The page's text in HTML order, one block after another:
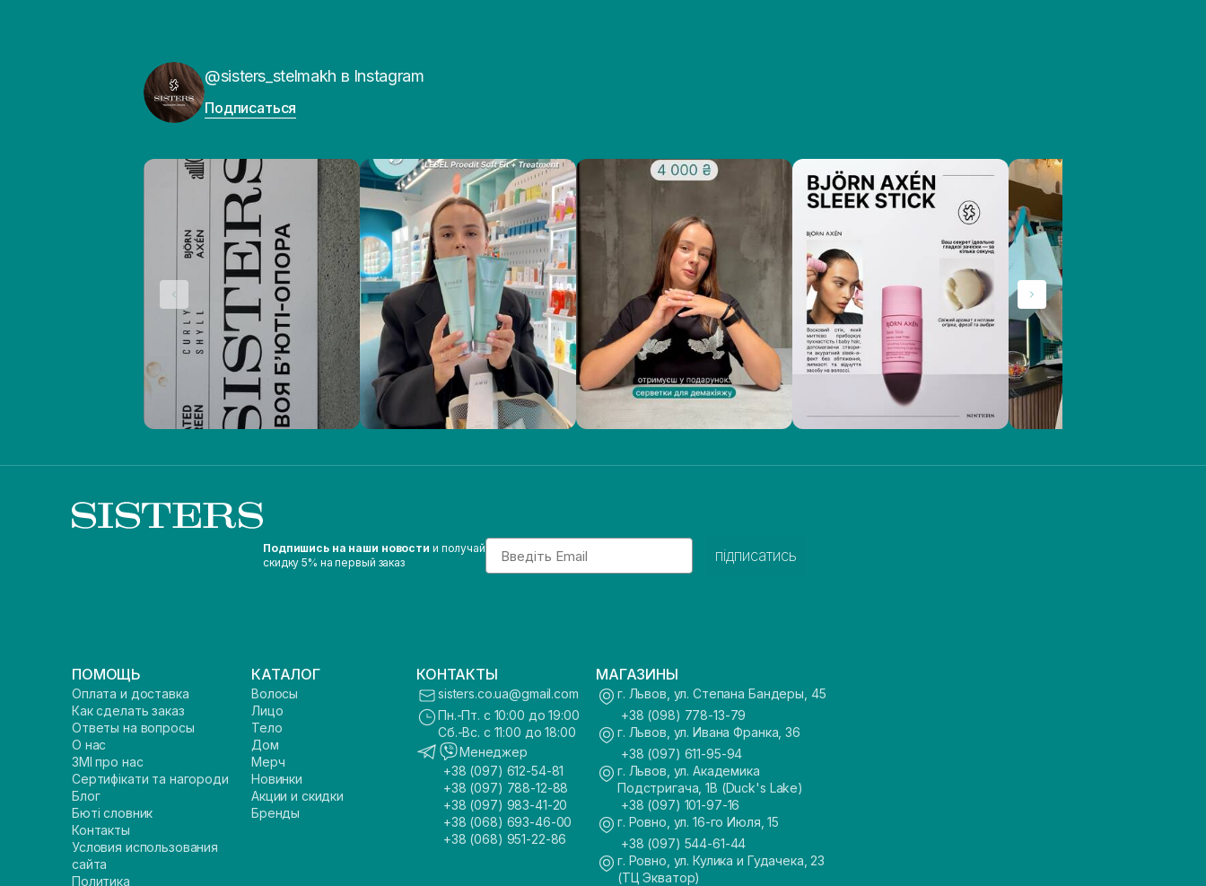
@sisters_stelmakh в Instagram
Подписаться
Подпишись на наши новости и получай
скидку 5% на первый заказ
Email
підписатись
ПОМОЩЬ
Оплата и доставка
Как сделать заказ
Ответы на вопросы
О нас
ЗМІ про нас
Сертифікати та нагороди
Блог
Бюті словник
Контакты
Условия использования
сайта
Политика
КАТАЛОГ
Волосы
Лицо
Тело
Дом
Мерч
Новинки
Акции и скидки
Бренды
КОНТАКТЫ
sisters.co.ua@gmail.com
Пн.-Пт. с 10:00 до 19:00
Сб.-Вс. с 11:00 до 18:00
Менеджер
+38 (097) 612-54-81
+38 (097) 788-12-88
+38 (097) 983-41-20
+38 (068) 693-46-00
+38 (068) 951-22-86
МАГАЗИНЫ
г. Львов, ул. Степана Бандеры, 45
+38 (098) 778-13-79
г. Львов, ул. Ивана Франка, 36
+38 (097) 611-95-94
г. Львов, ул. Академика
Подстригача, 1В (Duck's Lake)
+38 (097) 101-97-16
г. Ровно, ул. 16-го Июля, 15
+38 (097) 544-61-44
г. Ровно, ул. Кулика и Гудачека, 23
(ТЦ Экватор)